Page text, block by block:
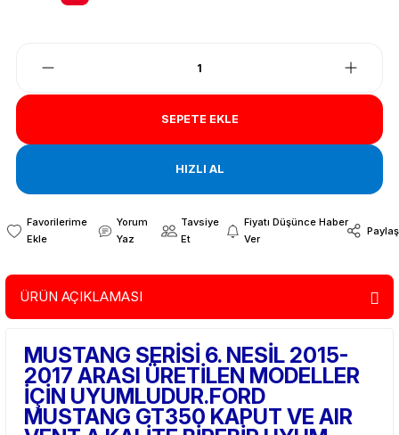
SEPETE EKLE
HIZLI AL
Yorum
Yaz
Tavsiye
Et
Fiyatı Düşünce Haber
Ver
Paylaş
ÜRÜN AÇIKLAMASI
MUSTANG SERİSİ 6. NESİL 2015-
2017 ARASI ÜRETİLEN MODELLER
İÇİN UYUMLUDUR.FORD
MUSTANG GT350 KAPUT VE AIR